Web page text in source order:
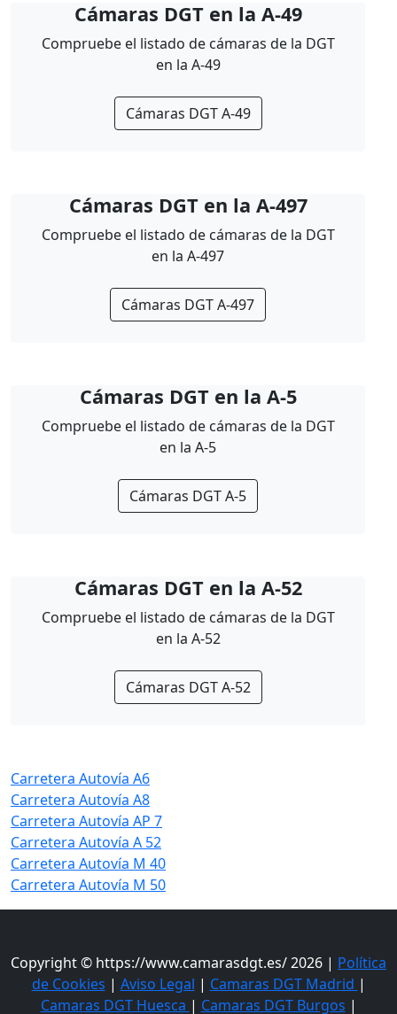
Cámaras DGT en la A-49
Compruebe el listado de cámaras de la DGT
en la A-49
Cámaras DGT A-49
Cámaras DGT en la A-497
Compruebe el listado de cámaras de la DGT
en la A-497
Cámaras DGT A-497
Cámaras DGT en la A-5
Compruebe el listado de cámaras de la DGT
en la A-5
Cámaras DGT A-5
Cámaras DGT en la A-52
Compruebe el listado de cámaras de la DGT
en la A-52
Cámaras DGT A-52
Carretera Autovía A6
Carretera Autovía A8
Carretera Autovía AP 7
Carretera Autovía A 52
Carretera Autovía M 40
Carretera Autovía M 50
Copyright © https://www.camarasdgt.es/ 2026 | Política
de Cookies | Aviso Legal | Camaras DGT Madrid |
Camaras DGT Huesca | Camaras DGT Burgos |